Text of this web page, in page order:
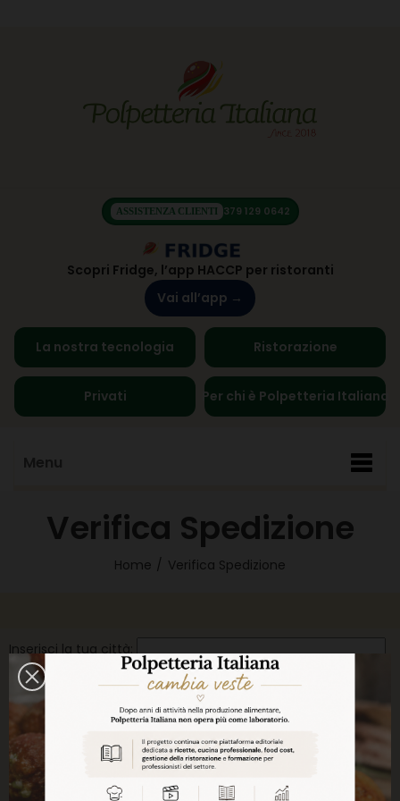
ASSISTENZA CLIENTI 379 129 0642
Scopri Fridge, l’app HACCP per ristoranti
Vai all’app →
La nostra tecnologia Ristorazione
Privati Per chi è Polpetteria Italiana
Verifica Spedizione
Home Verifica Spedizione
Inserisci la tua città:
Verifica